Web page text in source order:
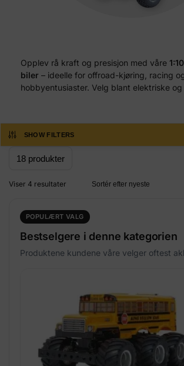
Opplev rå kraft og presisjon med våre
biler – ideelle for offroad-kjøring, racing
hobbyentusiaster. Velg blant elektriske
SHOW FILTERS
Viser 4 resultater
POPULÆRT VALG
Bestselgere i denne kategorien
Produktene kundene våre velger oftest